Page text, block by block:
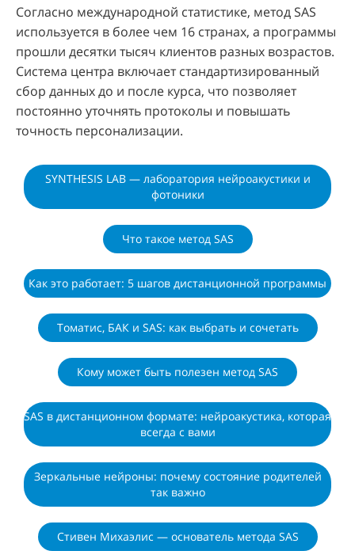
Согласно международной статистике, метод SAS
используется в более чем 16 странах, а программы
прошли десятки тысяч клиентов разных возрастов.
Система центра включает стандартизированный
сбор данных до и после курса, что позволяет
постоянно уточнять протоколы и повышать
точность персонализации.
SYNTHESIS LAB — лаборатория нейроакустики и
фотоники
Что такое метод SAS
Как это работает: 5 шагов дистанционной программы
Томатис, БАК и SAS: как выбрать и сочетать
Кому может быть полезен метод SAS
SAS в дистанционном формате: нейроакустика, которая
всегда с вами
Зеркальные нейроны: почему состояние родителей
так важно
Стивен Михаэлис — основатель метода SAS